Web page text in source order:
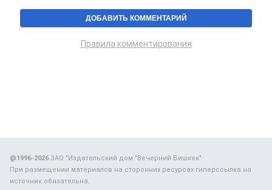
Правила комментирования
@1996-2026ЗАО "Издательский дом "Вечерний Бишкек"
При размещении материалов на сторонних ресурсах гиперссылка на
источник обязательна.